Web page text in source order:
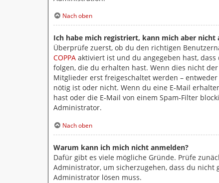
Nach oben
Ich habe mich registriert, kann mich aber nicht
Überprüfe zuerst, ob du den richtigen
COPPA aktiviert ist und du angegeben hast,
folgen, die du erhalten hast. Wenn dies nicht
Mitglieder erst freigeschaltet werden –
nötig ist oder nicht. Wenn du eine E-Mail
hast oder die E-Mail von einem Spam-Filter
Administrator.
Nach oben
Warum kann ich mich nicht anmelden?
Dafür gibt es viele mögliche Gründe. Prüfe
Administrator, um sicherzugehen, dass du
Administrator lösen muss.